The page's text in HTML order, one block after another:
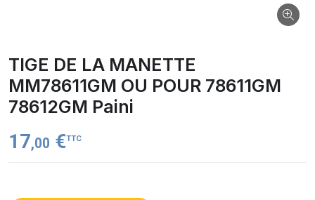
TIGE DE LA MANETTE
MM78611GM OU POUR 78611GM
78612GM Paini
17,00 €TTC